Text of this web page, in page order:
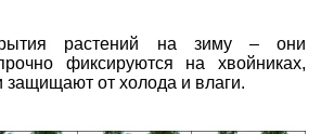
растений на зиму – они
фиксируются на хвойниках,
защищают от холода и влаги.